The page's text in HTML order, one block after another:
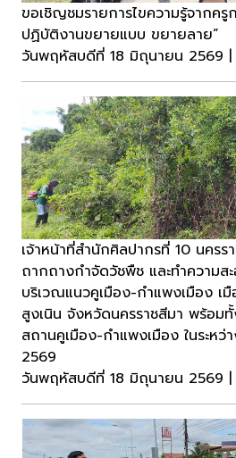
ขอเชิญชมรายการไขความรู้จากค
ปฏิบัติงานขยายแบบ ขยายลาย”
วันพฤหัสบดีที่ 18 มิถุนายน 2569 |
เจ้าหน้าที่สำนักศิลปากรที่ 10 นคร
ถากถางกำจัดวัชพืช และทำความส
บริเวณแนวคูเมือง-กำแพงเมือง เมื
สูงเนิน จังหวัดนครราชสีมา พร้อม
สถานคูเมือง-กำแพงเมือง ในระห
2569
วันพฤหัสบดีที่ 18 มิถุนายน 2569 |